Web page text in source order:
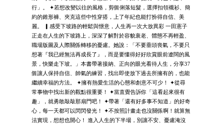
行」。 ✦若想改變以往的風格，剪個俐落短髮，選擇扣領襯衫、簡
約的錐形褲、夾克這些中性穿搭，上了年紀也能打扮得自信、美
麗。 ▎感受下坡路的輕鬆與愜意，人生再一次大放異彩 一田憲子
正走在人生的下坡路上，深深了解對於容貌衰老、體態不再輕盈、
職場版圖及人際關係轉移的憂慮。她說：「不要垂頭喪氣，不要只
想著『我已經無法再成長了』，而是要懂得好好欣賞眼前遼闊的風
景，快樂走下坡。」本書帶著接納、正向的眼光看待人生，分享37
個讓人保持自信、帥氣的練習，找出即使放下過去所擁有的，也能
繼續幸福的方法。 ✦擁有熱愛生活的心態和創意不可少！ ✦從尋
常事物中找出新的觀點很重要！ ✦當直覺告訴你「這看起來很有
趣」，就勇敢敲敲那扇門吧！ ✦帶著「還有好多事不知道」的好奇
心，每一天都可以閃閃發光！ ✦不按照計畫走也沒關係啊！就算無
法實現，想想也開心！ 進入人生的下半場，別讓不安、憂慮淹沒